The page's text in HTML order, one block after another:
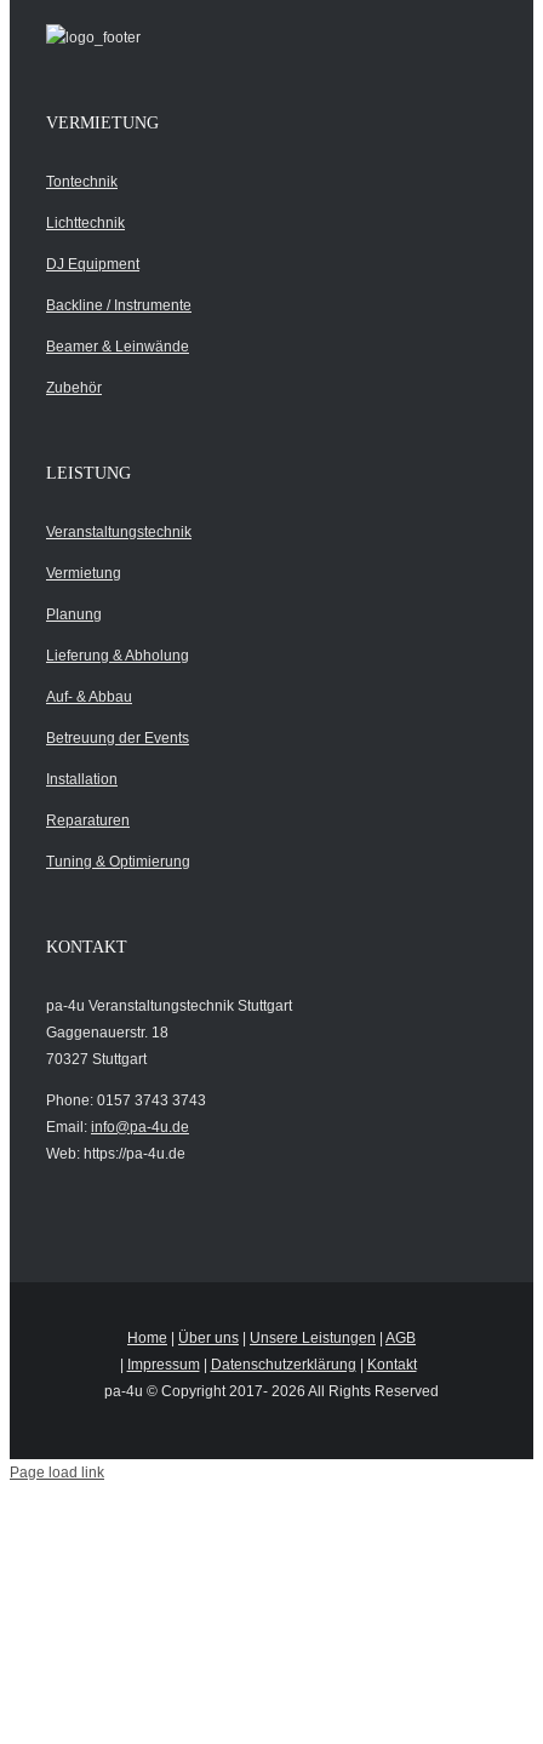
VERMIETUNG
Tontechnik
Lichttechnik
DJ Equipment
Backline / Instrumente
Beamer & Leinwände
Zubehör
LEISTUNG
Veranstaltungstechnik
Vermietung
Planung
Lieferung & Abholung
Auf- & Abbau
Betreuung der Events
Installation
Reparaturen
Tuning & Optimierung
KONTAKT
pa-4u Veranstaltungstechnik Stuttgart
Gaggenauerstr. 18
70327 Stuttgart
Phone: 0157 3743 3743
Email: info@pa-4u.de
Web: https://pa-4u.de
Home Über uns Unsere Leistungen
AGB
Impressum| Datenschutzerklärung
Kontakt
pa-4u © Copyright 2017- 2026 All Rights Reserved
Page load link